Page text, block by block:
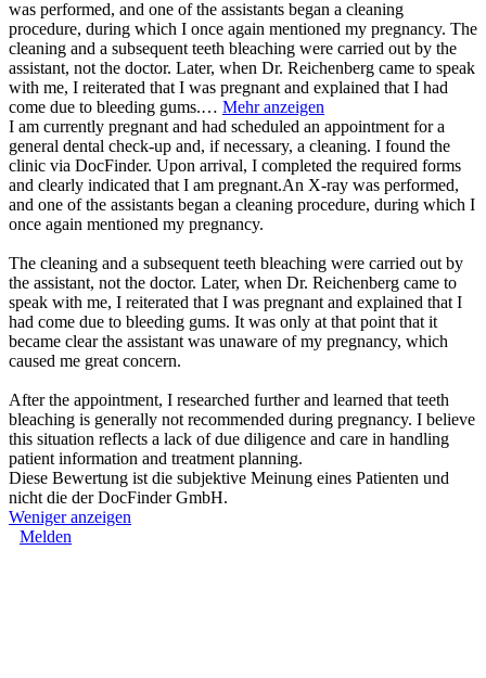
was performed, and one of the assistants began a cleaning
procedure, during which I once again mentioned my pregnancy. The
cleaning and a subsequent teeth bleaching were carried out by the
assistant, not the doctor. Later, when Dr. Reichenberg came to speak
with me, I reiterated that I was pregnant and explained that I had
come due to bleeding gums.… Mehr anzeigen
I am currently pregnant and had scheduled an appointment for a
general dental check-up and, if necessary, a cleaning. I found the
clinic via DocFinder. Upon arrival, I completed the required forms
and clearly indicated that I am pregnant.An X-ray was performed,
and one of the assistants began a cleaning procedure, during which I
once again mentioned my pregnancy.
The cleaning and a subsequent teeth bleaching were carried out by
the assistant, not the doctor. Later, when Dr. Reichenberg came to
speak with me, I reiterated that I was pregnant and explained that I
had come due to bleeding gums. It was only at that point that it
became clear the assistant was unaware of my pregnancy, which
caused me great concern.
After the appointment, I researched further and learned that teeth
bleaching is generally not recommended during pregnancy. I believe
this situation reflects a lack of due diligence and care in handling
patient information and treatment planning.
Diese Bewertung ist die subjektive Meinung eines Patienten und
nicht die der DocFinder GmbH.
Weniger anzeigen
Melden